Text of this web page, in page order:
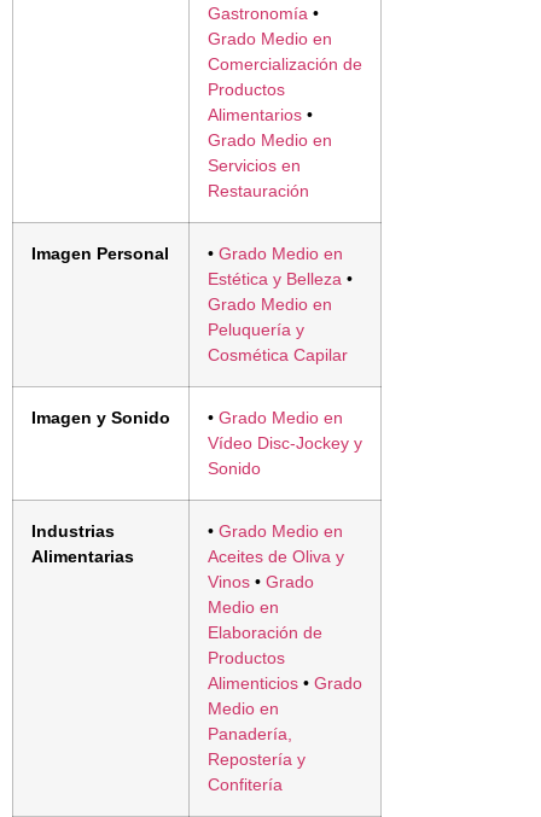
Gastronomía •
Grado Medio en
Comercialización de
Productos
Alimentarios •
Grado Medio en
Servicios en
Restauración
Imagen Personal • Grado Medio en
Estética y Belleza •
Grado Medio en
Peluquería y
Cosmética Capilar
Imagen y Sonido • Grado Medio en
Vídeo Disc-Jockey y
Sonido
Industrias
Alimentarias
• Grado Medio en
Aceites de Oliva y
Vinos • Grado
Medio en
Elaboración de
Productos
Alimenticios • Grado
Medio en
Panadería,
Repostería y
Confitería